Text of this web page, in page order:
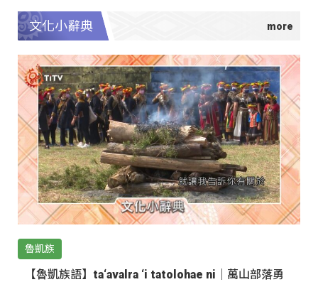
文化小辭典
魯凱族
【魯凱族語】ta‘avalra ‘i tatolohae ni｜萬山部落勇